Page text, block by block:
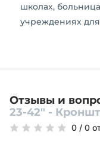
школах,
учреждениях
Отзывы и
23-42" -
0 / 0